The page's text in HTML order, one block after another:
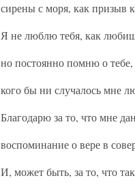
сирены с моря, как призыв
Я не люблю тебя, как
но постоянно помню о тебе,
кого бы ни случалось мне
Благодарю за то, что мне
воспоминание о вере в
И, может быть, за то, что